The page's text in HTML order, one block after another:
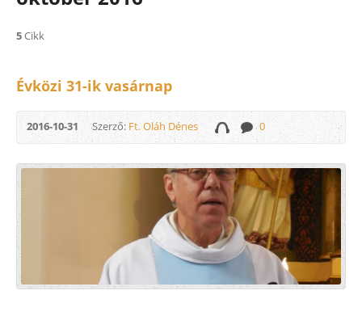
5Cikk
Évközi 31-ik vasárnap
2016-10-31 Szerző:Ft. Oláh Dénes 0